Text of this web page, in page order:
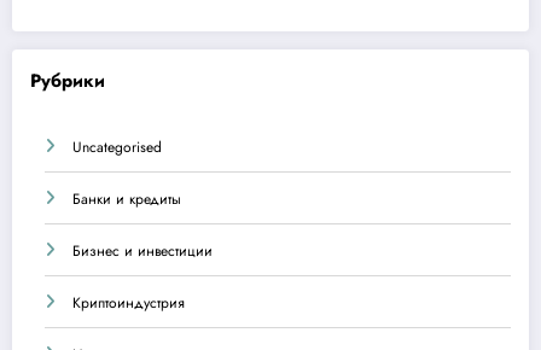
Рубрики
Uncategorised
Банки и кредиты
Бизнес и инвестиции
Криптоиндустрия